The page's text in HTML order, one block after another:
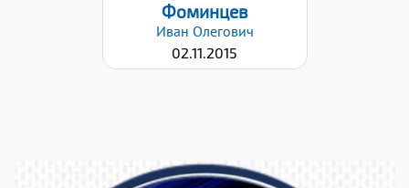
Фоминцев
Иван Олегович
02.11.2015